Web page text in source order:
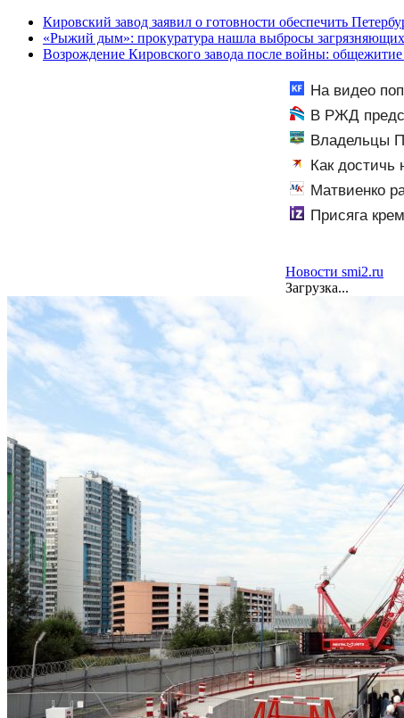
Кировский завод заявил о готовности обеспечить
«Рыжий дым»: прокуратура нашла выбросы
Возрождение Кировского завода после войны:
На видео
восемь
В РЖД
теперь тьма
Владельцы
Как
пронзительное
Матвиенко
студентов
Присяга
Новости smi2.ru
Загрузка...